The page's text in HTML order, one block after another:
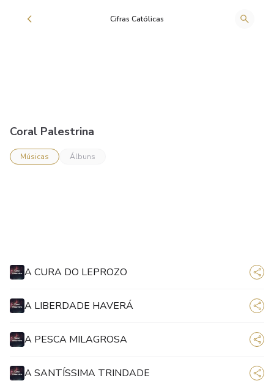
Cifras Católicas
Coral Palestrina
Músicas Álbuns
A CURA DO LEPROZO
A LIBERDADE HAVERÁ
A PESCA MILAGROSA
A SANTÍSSIMA TRINDADE